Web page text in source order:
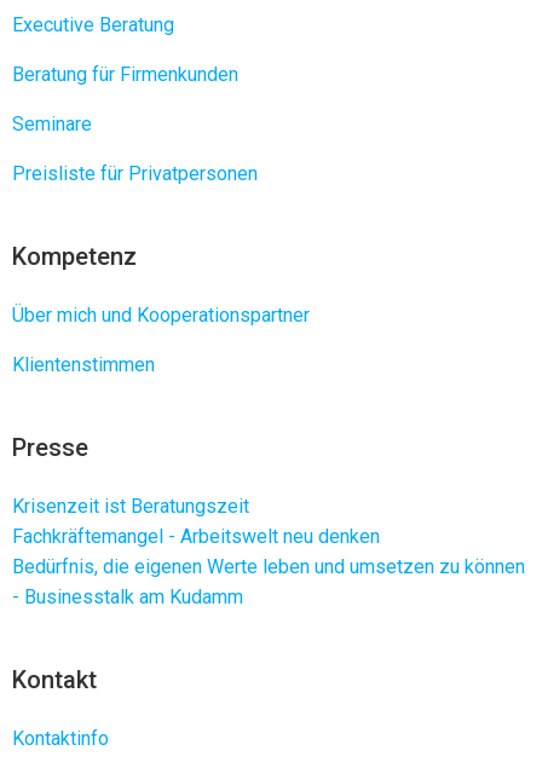
Executive Beratung
Beratung für Firmenkunden
Seminare
Preisliste für Privatpersonen
Kompetenz
Über mich und Kooperationspartner
Klientenstimmen
Presse
Krisenzeit ist Beratungszeit
Fachkräftemangel - Arbeitswelt neu denken
Bedürfnis, die eigenen Werte leben und umsetzen zu können
- Businesstalk am Kudamm
Kontakt
Kontaktinfo